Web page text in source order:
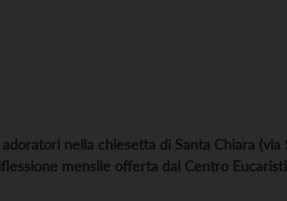
nella chiesetta di Santa Chiara (via
mensile offerta dal Centro